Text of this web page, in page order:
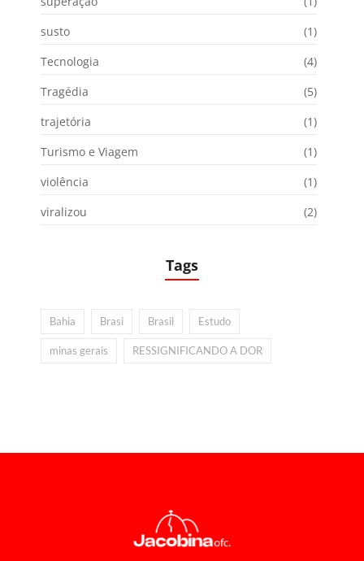
susto
(1)
Tecnologia
(4)
Tragédia
(5)
trajetória
(1)
Turismo e Viagem
(1)
violência
(1)
viralizou
(2)
Tags
Bahia Brasi Brasil Estudo
minas gerais RESSIGNIFICANDO A DOR